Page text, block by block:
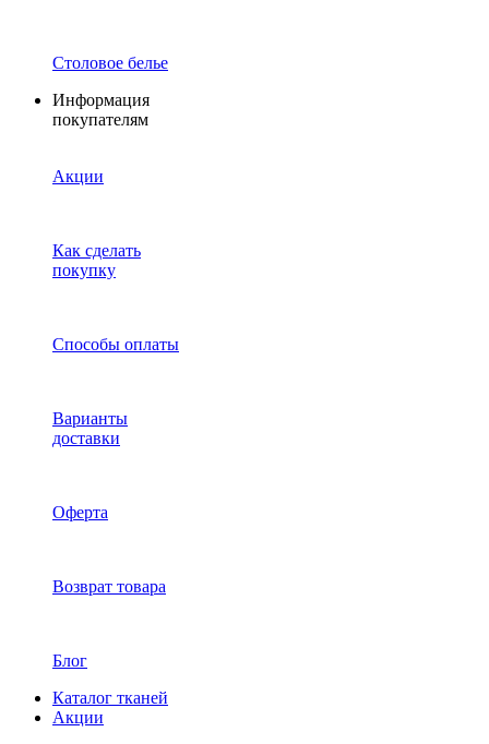
Столовое белье
Информация
покупателям
Акции
Как сделать
покупку
Способы оплаты
Варианты
доставки
Оферта
Возврат товара
Блог
Каталог тканей
Акции